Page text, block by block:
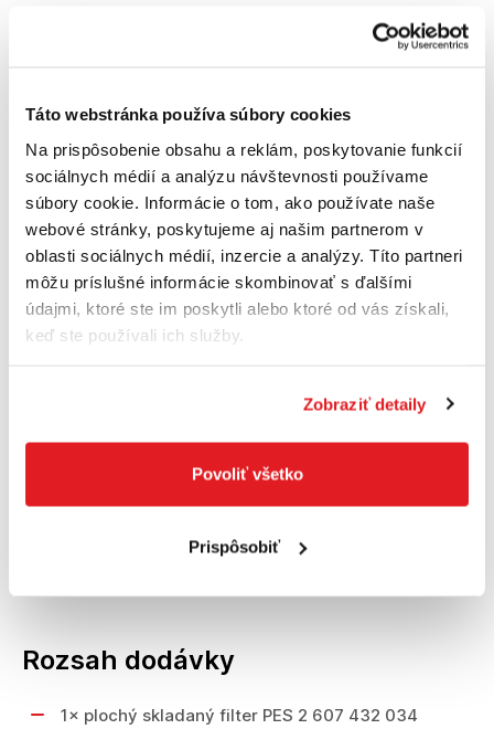
Táto webstránka používa súbory cookies
Na prispôsobenie obsahu a reklám, poskytovanie funkcií
sociálnych médií a analýzu návštevnosti používame
súbory cookie. Informácie o tom, ako používate naše
webové stránky, poskytujeme aj našim partnerom v
oblasti sociálnych médií, inzercie a analýzy. Títo partneri
môžu príslušné informácie skombinovať s ďalšími
údajmi, ktoré ste im poskytli alebo ktoré od vás získali,
keď ste používali ich služby.
Zobraziť detaily
Povoliť všetko
Prispôsobiť
Objem nádoby netto 43 l
Objem nádoby - voda (brutto) 40 l
Prachová trieda vysávača na vysávanie
namokro/nasucho M
Trieda prachu M
Rozmery náradia (šírka) 375 mm
Rozmery náradia (výška) 865 mm
Plocha filtra 6.150 cm²
Max. prietok vzduchu (turbína) 74 l/s
Rozsah dodávky
1× plochý skladaný filter PES 2 607 432 034